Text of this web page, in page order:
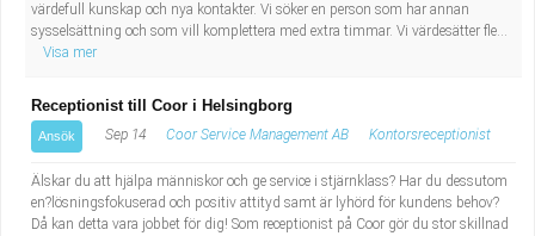
värdefull kunskap och nya kontakter. Vi söker en person som har annan
sysselsättning och som vill komplettera med extra timmar. Vi värdesätter fle...
Visa mer
Receptionist till Coor i Helsingborg
Ansök Sep 14 Coor Service Management AB Kontorsreceptionist
Älskar du att hjälpa människor och ge service i stjärnklass? Har du dessutom
en?lösningsfokuserad och positiv attityd samt är lyhörd för kundens behov?
Då kan detta vara jobbet för dig! Som receptionist på Coor gör du stor skillnad